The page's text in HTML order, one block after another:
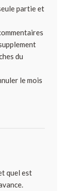
partie et
du
le mois
quel est